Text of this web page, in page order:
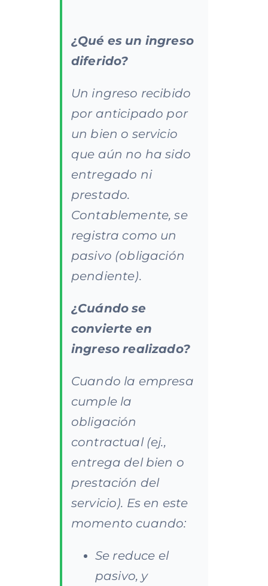
¿Qué es un ingreso
diferido?
Un ingreso recibido
por anticipado por
un bien o servicio
que aún no ha sido
entregado ni
prestado.
Contablemente, se
registra como un
pasivo (obligación
pendiente).
¿Cuándo se
convierte en
ingreso realizado?
Cuando la empresa
cumple la
obligación
contractual (ej.,
entrega del bien o
prestación del
servicio). Es en este
momento cuando:
Se reduce el
pasivo, y